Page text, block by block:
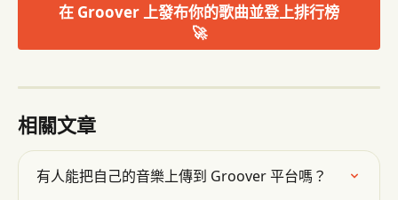
在 Groover 上發布你的歌曲並登上排行榜
🚀
相關文章
有人能把自己的音樂上傳到 Groover 平台嗎？